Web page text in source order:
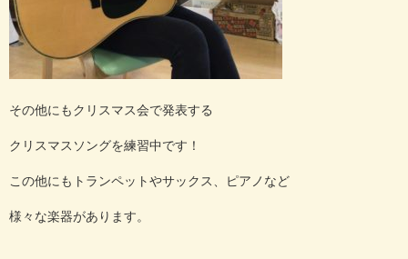
その他にもクリスマス会で発表する
クリスマスソングを練習中です！
この他にもトランペットやサックス、ピアノなど
様々な楽器があります。